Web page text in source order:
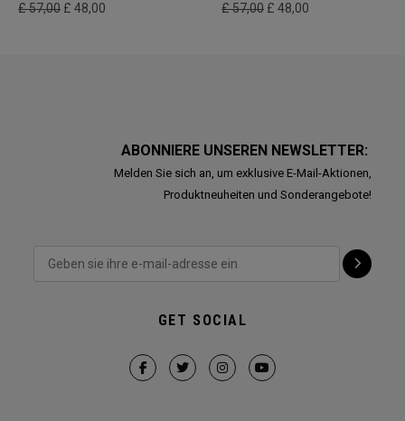
£ 57,00 £ 48,00 £ 57,00 £ 48,00
ABONNIERE UNSEREN NEWSLETTER:
Melden Sie sich an, um exklusive E-Mail-Aktionen,
Produktneuheiten und Sonderangebote!
GET SOCIAL